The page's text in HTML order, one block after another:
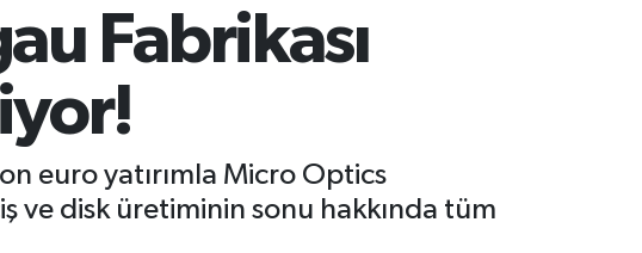
Fabrikası
euro yatırımla Micro Optics
ve disk üretiminin sonu hakkında tüm